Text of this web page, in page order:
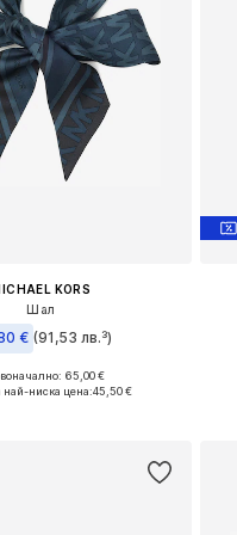
KORS
Шал
€ (91,53 лв.³)
размери: One Size
65,00 €
най-ниска цена:45,50 €